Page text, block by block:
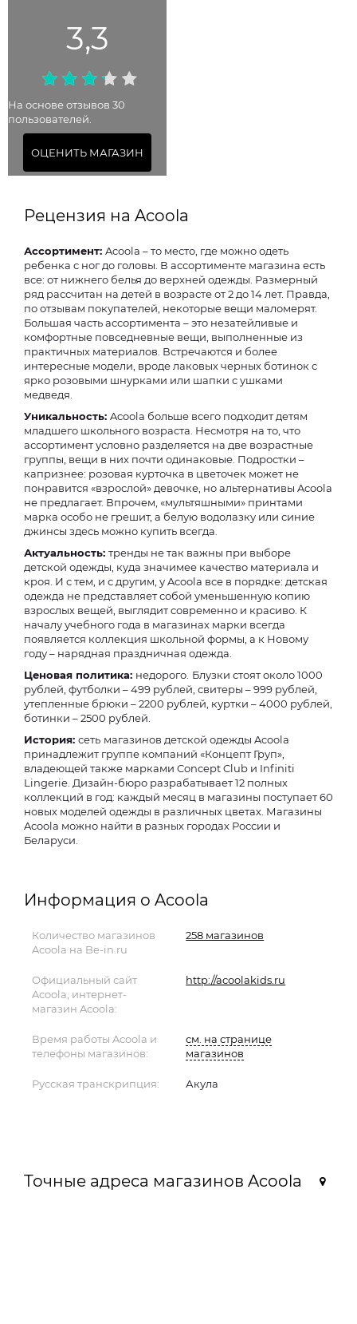
3,3
На основе отзывов 30
пользователей.
ОЦЕНИТЬ МАГАЗИН
Рецензия на Acoola
Ассортимент: Acoola – то место, где можно одеть
ребенка с ног до головы. В ассортименте магазина есть
все: от нижнего белья до верхней одежды. Размерный
ряд рассчитан на детей в возрасте от 2 до 14 лет. Правда,
по отзывам покупателей, некоторые вещи маломерят.
Большая часть ассортимента – это незатейливые и
комфортные повседневные вещи, выполненные из
практичных материалов. Встречаются и более
интересные модели, вроде лаковых черных ботинок с
ярко розовыми шнурками или шапки с ушками
медведя.
Уникальность: Acoola больше всего подходит детям
младшего школьного возраста. Несмотря на то, что
ассортимент условно разделяется на две возрастные
группы, вещи в них почти одинаковые. Подростки –
капризнее: розовая курточка в цветочек может не
понравится «взрослой» девочке, но альтернативы Acoola
не предлагает. Впрочем, «мультяшными» принтами
марка особо не грешит, а белую водолазку или синие
джинсы здесь можно купить всегда.
Актуальность: тренды не так важны при выборе
детской одежды, куда значимее качество материала и
кроя. И с тем, и с другим, у Acoola все в порядке: детская
одежда не представляет собой уменьшенную копию
взрослых вещей, выглядит современно и красиво. К
началу учебного года в магазинах марки всегда
появляется коллекция школьной формы, а к Новому
году – нарядная праздничная одежда.
Ценовая политика: недорого. Блузки стоят около 1000
рублей, футболки – 499 рублей, свитеры – 999 рублей,
утепленные брюки – 2200 рублей, куртки – 4000 рублей,
ботинки – 2500 рублей.
История: сеть магазинов детской одежды Acoola
принадлежит группе компаний «Концепт Груп»,
владеющей также марками Concept Club и Infiniti
Lingerie. Дизайн-бюро разрабатывает 12 полных
коллекций в год: каждый месяц в магазины поступает 60
новых моделей одежды в различных цветах. Магазины
Acoola можно найти в разных городах России и
Беларуси.
Информация о Acoola
Количество магазинов
Acoola на Be-in.ru
258 магазинов
Официальный сайт
Acoola, интернет-
магазин Acoola:
http://acoolakids.ru
Время работы Acoola и
телефоны магазинов:
см. на странице
магазинов
Русская транскрипция: Акула
Точные адреса магазинов Acoola